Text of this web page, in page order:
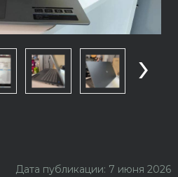
›
Дата публикации: 7 июня 2026